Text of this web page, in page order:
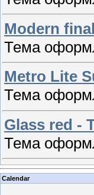
Modern
Тема
Metro Lite
Тема
Glass red -
Тема
Calendar